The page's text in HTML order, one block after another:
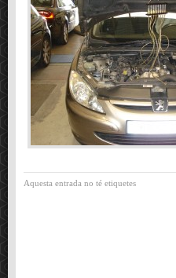
Aquesta entrada no té etiquetes